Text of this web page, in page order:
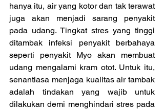
hanya itu, air yang kotor dan tak terawat
juga akan menjadi sarang penyakit
pada udang. Tingkat stres yang tinggi
ditambak infeksi penyakit berbahaya
seperti penyakit Myo akan membuat
udang mengalami kram otot. Untuk itu,
senantiasa menjaga kualitas air tambak
adalah tindakan yang wajib untuk
dilakukan demi menghindari stres pada